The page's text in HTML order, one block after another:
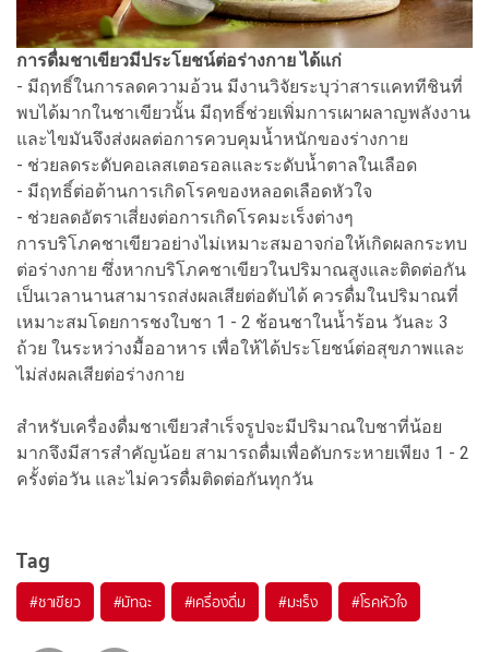
การดื่มชาเขียวมีประโยชน์ต่อร่างกาย ได้แก่
- มีฤทธิ์ในการลดความอ้วน มีงานวิจัยระบุว่าสารแคททีชินที่
พบได้มากในชาเขียวนั้น มีฤทธิ์ช่วยเพิ่มการเผาผลาญพลังงาน
และไขมันจึงส่งผลต่อการควบคุมน้ำหนักของร่างกาย
- ช่วยลดระดับคอเลสเตอรอลและระดับน้ำตาลในเลือด
- มีฤทธิ์ต่อต้านการเกิดโรคของหลอดเลือดหัวใจ
- ช่วยลดอัตราเสี่ยงต่อการเกิดโรคมะเร็งต่างๆ
การบริโภคชาเขียวอย่างไม่เหมาะสมอาจก่อให้เกิดผลกระทบ
ต่อร่างกาย ซึ่งหากบริโภคชาเขียวในปริมาณสูงและติดต่อกัน
เป็นเวลานานสามารถส่งผลเสียต่อตับได้ ควรดื่มในปริมาณที่
เหมาะสมโดยการชงใบชา 1 - 2 ช้อนชาในน้ำร้อน วันละ 3
ถ้วย ในระหว่างมื้ออาหาร เพื่อให้ได้ประโยชน์ต่อสุขภาพและ
ไม่ส่งผลเสียต่อร่างกาย
สำหรับเครื่องดื่มชาเขียวสำเร็จรูปจะมีปริมาณใบชาที่น้อย
มากจึงมีสารสำคัญน้อย สามารถดื่มเพื่อดับกระหายเพียง 1 - 2
ครั้งต่อวัน และไม่ควรดื่มติดต่อกันทุกวัน
Tag
#ชาเขียว #มัทฉะ #เครื่องดื่ม #มะเร็ง #โรคหัวใจ